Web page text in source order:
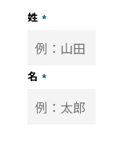
姓 *
名 *